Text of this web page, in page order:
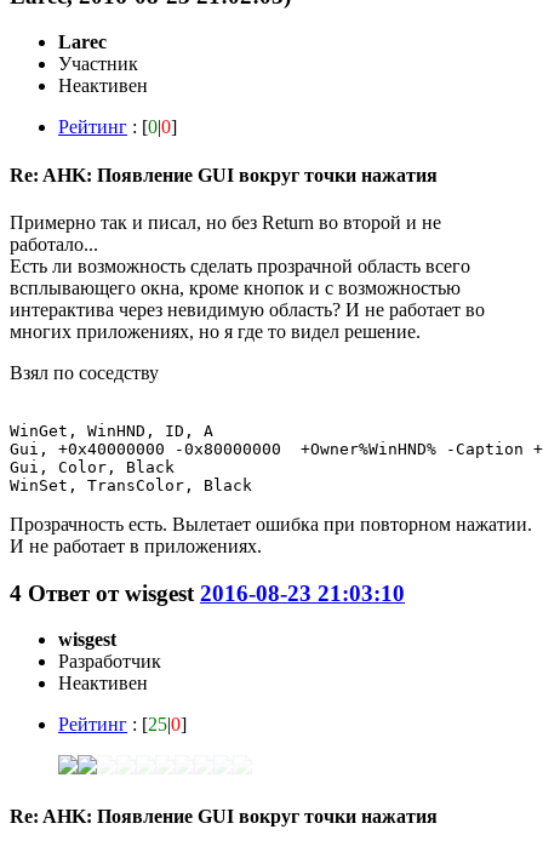
Larec
Участник
Неактивен
Рейтинг : [0|0]
Re: AHK: Появление GUI вокруг точки нажатия
Примерно так и писал, но без Return во второй и не
работало...
Есть ли возможность сделать прозрачной область всего
всплывающего окна, кроме кнопок и с возможностью
интерактива через невидимую область? И не работает во
многих приложениях, но я где то видел решение.
Взял по соседству
WinGet, WinHND, ID, A
Gui, +0x40000000 -0x80000000  +Owner%WinHND% -Caption
Gui, Color, Black
WinSet, TransColor, Black
Прозрачность есть. Вылетает ошибка при повторном нажатии.
И не работает в приложениях.
4 Ответ отwisgest 2016-08-23 21:03:10
wisgest
Разработчик
Неактивен
Рейтинг : [25|0]
Re: AHK: Появление GUI вокруг точки нажатия